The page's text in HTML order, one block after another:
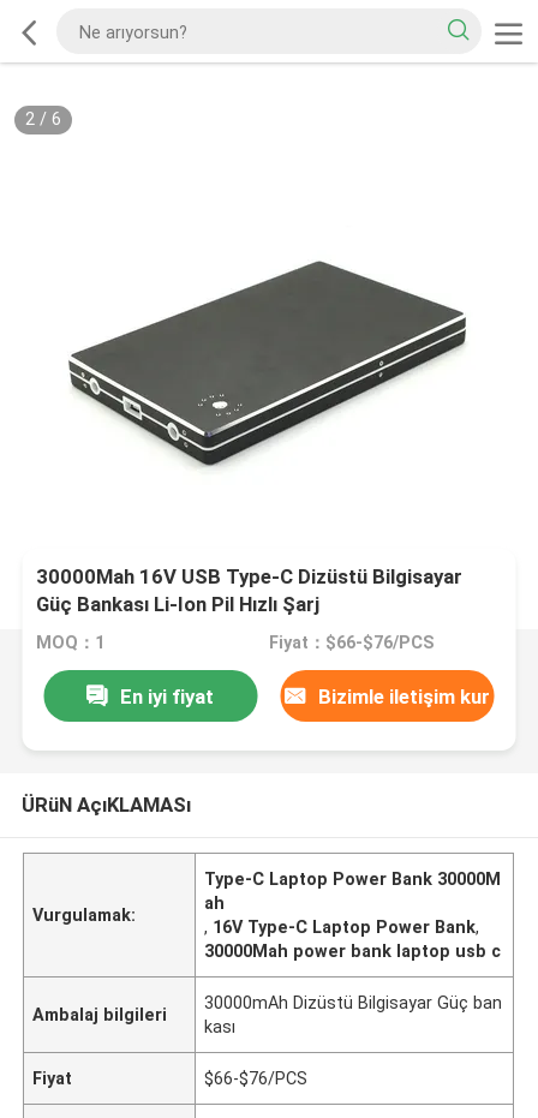
2/ 6
30000Mah 16V USB Type-C Dizüstü Bilgisayar
Güç Bankası Li-Ion Pil Hızlı Şarj
MOQ：1 Fiyat：$66-$76/PCS
En iyi fiyat Bizimle iletişim kur
ÜRüN AçıKLAMASı
Vurgulamak:
Type-C Laptop Power Bank 30000M
ah
, 16V Type-C Laptop Power Bank,
30000Mah power bank laptop usb c
Ambalaj bilgileri
30000mAh Dizüstü Bilgisayar Güç ban
kası
Fiyat $66-$76/PCS